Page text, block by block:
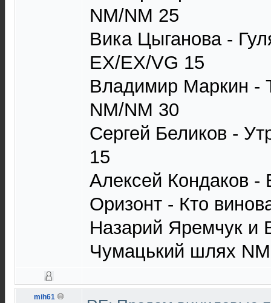
NM/NM 25
Вика Цыганова -
EX/EX/VG 15
Владимир Маркин -
NM/NM 30
Сергей Беликов -
15
Алексей Кондаков
Оризонт - Кто
Назарий Яремчук
Чумацький шлях
mih61